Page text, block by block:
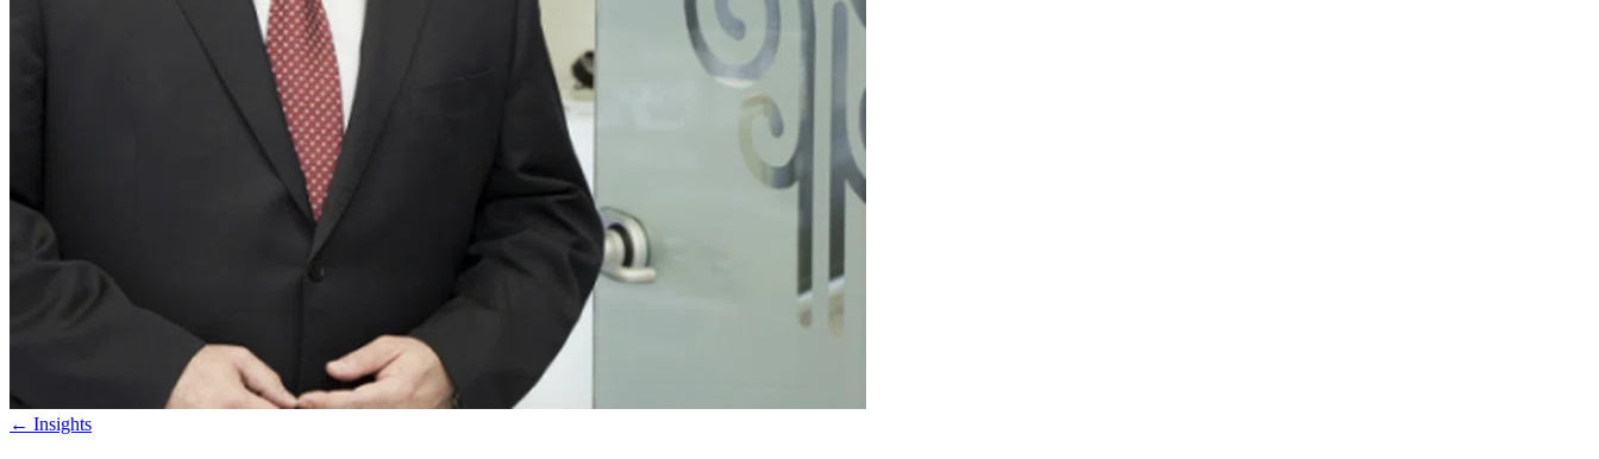
← Insights